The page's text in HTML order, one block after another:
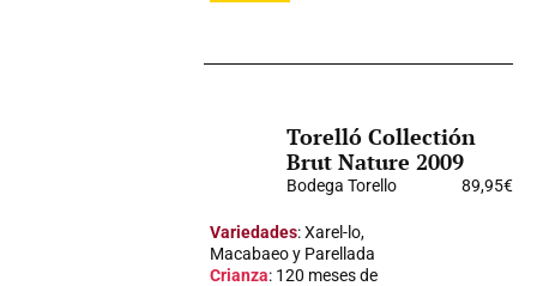
Torelló Collectión
Brut Nature 2009
Bodega Torello 89,95€
Variedades: Xarel-lo,
Macabaeo y Parellada
Crianza: 120 meses de